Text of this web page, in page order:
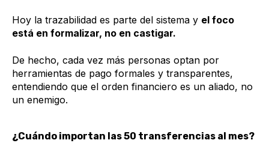
Hoy la trazabilidad es parte del sistema y el foco
está en formalizar, no en castigar.
De hecho, cada vez más personas optan por
herramientas de pago formales y transparentes,
entendiendo que el orden financiero es un aliado, no
un enemigo.
¿Cuándo importan las 50 transferencias al mes?